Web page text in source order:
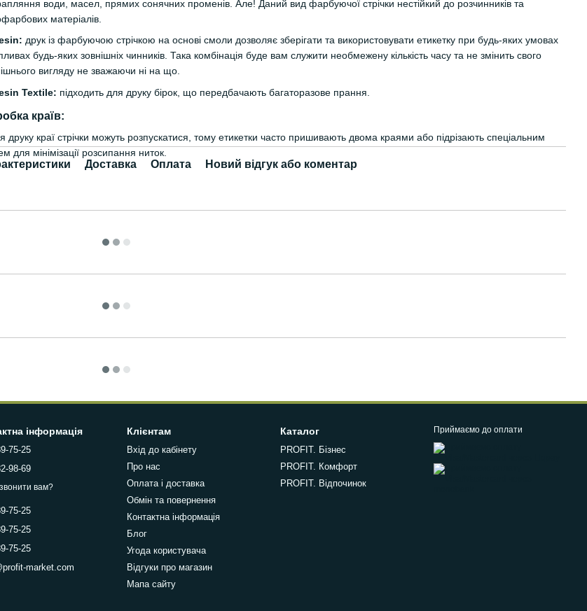
води, масел, прямих сонячних променів. Але! Даний вид фарбуючої стрічки нестійкий до розчинників та
матеріалів.
друк із фарбуючою стрічкою на основі смоли дозволяє зберігати та використовувати етикетку при будь-яких умовах
будь-яких зовнішніх чинників. Така комбінація буде вам служити необмежену кількість часу та не змінить свого
вигляду не зважаючи ні на що.
Textile: підходить для друку бірок, що передбачають багаторазове прання.
країв:
друку краї стрічки можуть розпускатися, тому етикетки часто пришивають двома краями або підрізають спеціальним
для мінімізації розсипання ниток.
Доставка Оплата Новий відгук або коментар
інформація
75-25
98-69
вам?
75-25
75-25
75-25
market.com
Клієнтам
Вхід до кабінету
Про нас
Оплата і доставка
Обмін та повернення
Контактна інформація
Блог
Угода користувача
Відгуки про магазин
Мапа сайту
Каталог
PROFIT. Бізнес
PROFIT. Комфорт
PROFIT. Відпочинок
Приймаємо до оплати